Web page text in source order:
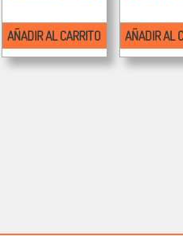
AÑADIR AL CARRITO AÑADIR AL